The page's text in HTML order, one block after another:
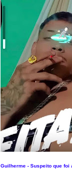
Guilherme - Suspeito que foi